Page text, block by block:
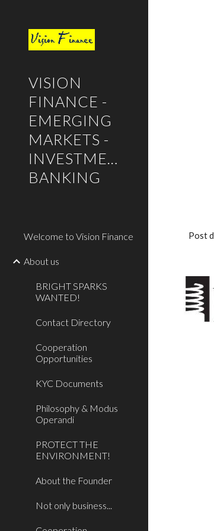
VISION
FINANCE -
EMERGING
MARKETS -
INVESTMENT
BANKING
Welcome to Vision Finance
About us
BRIGHT SPARKS
WANTED!
Contact Directory
Cooperation
Opportunities
KYC Documents
Philosophy & Modus
Operandi
PROTECT THE
ENVIRONMENT!
About the Founder
Not only business...
Post